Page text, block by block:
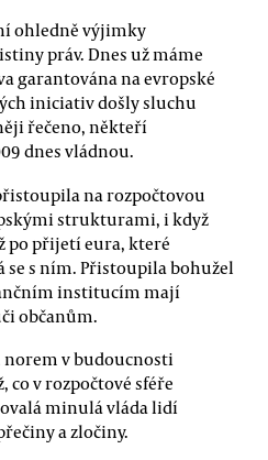
ohledně výjimky
práv. Dnes už máme
garantována na evropské
iniciativ došly sluchu
řečeno, někteří
dnes vládnou.
na rozpočtovou
strukturami, i když
po přijetí eura, které
se s ním. Přistoupila bohužel
institucím mají
občanům.
v budoucnosti
co v rozpočtové sféře
minulá vláda lidí
a zločiny.